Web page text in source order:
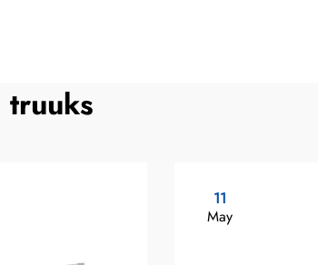
truuks
11
May